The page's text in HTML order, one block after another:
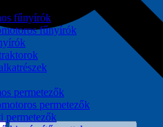
fűnyírók
fűnyírók
permetezők
permetezők
permetezők